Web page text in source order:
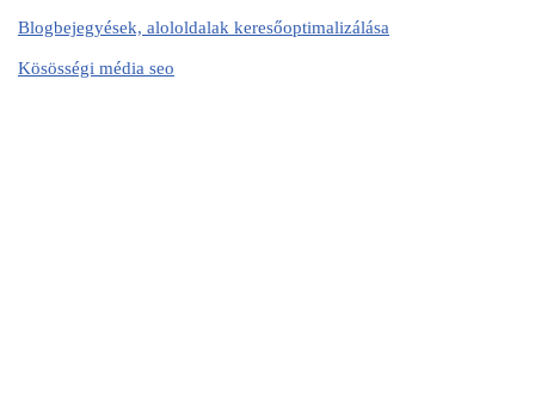
Blogbejegyések, alololdalak keresőoptimalizálása
Kösösségi média seo